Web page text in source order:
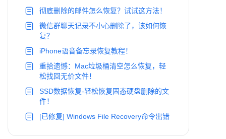
彻底删除的邮件怎么恢复？试试这方法！
微信群聊天记录不小心删除了，该如何恢
复？
iPhone语音备忘录恢复教程！
重拾遗憾：Mac垃圾桶清空怎么恢复，轻
松找回无价文件！
SSD数据恢复-轻松恢复固态硬盘删除的文
件！
[已修复] Windows File Recovery命令出错